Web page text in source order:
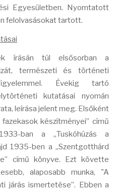
Egyesületben. Nyomtatott
felolvasásokat tartott.
írásán túl elsősorban a
természeti és történeti
Évekig tartó
kutatásai nyomán
leírása jelent meg. Elsőként
készítményei” című
ban a „Tuskóhúzás a
1935-ben a „Szentgotthárd
című könyve. Ezt követte
alaposabb munka, "A
járás ismertetése”. Ebben a